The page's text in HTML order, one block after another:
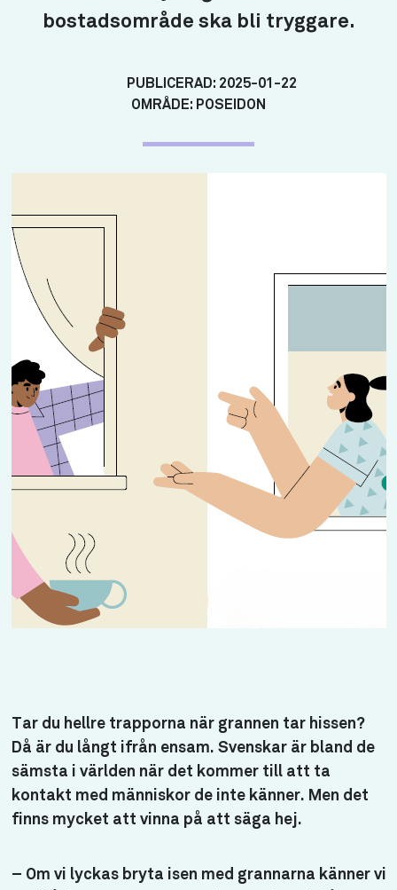
bostadsområde ska bli tryggare.
PUBLICERAD: 2025-01-22
OMRÅDE: POSEIDON
Tar du hellre trapporna när grannen tar hissen?
Då är du långt ifrån ensam. Svenskar är bland de
sämsta i världen när det kommer till att ta
kontakt med människor de inte känner. Men det
finns mycket att vinna på att säga hej.
– Om vi lyckas bryta isen med grannarna känner vi